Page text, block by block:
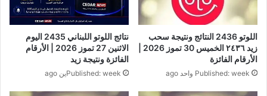
اللوتو 2436 النتائج ونتيجة سحب
الأرقام الفائزة
Published: week واحد ago
نتائج اللوتو اللبناني 2435 اليوم
الاثنين 27 تموز 2026 | الأرقام
الفائزة ونتيجة زيد
Published: weekين ago